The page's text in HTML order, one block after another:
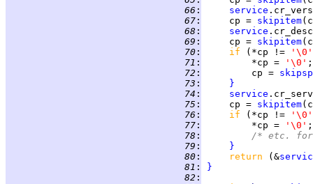
  66
: service
  67
:
     cp =
skipitem
  68
: service
  69
:
     cp =
skipitem
  70
: if (*cp !=
'\0'
  71
:
         *cp =
'\0'
  72
:
         cp =
  73
:
}
  74
: service
  75
:
     cp =
skipitem
  76
: if (*cp !=
'\0'
  77
:
         *cp =
'\0'
  78
:
/* etc. for
  79
:
}
  80
: return (&
  81
:
}
  82
: